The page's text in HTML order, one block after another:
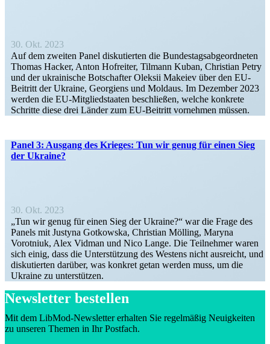
30. Okt. 2023
Auf dem zweiten Panel disku­tierten die Bundes­tags­ab­ge­ord­neten
Thomas Hacker, Anton Hofreiter, Tilmann Kuban, Christian Petry
und der ukrai­nische Botschafter Oleksii Makeiev über den EU-
Beitritt der Ukraine, Georgiens und Moldaus. Im Dezember 2023
werden die EU-Mitglie­d­­staaten beschließen, welche konkrete
Schritte diese drei Länder zum EU-Beitritt vornehmen müssen.
Panel 3: Ausgang des Krieges: Tun wir genug für einen Sieg
der Ukraine?
30. Okt. 2023
„Tun wir genug für einen Sieg der Ukraine?“ war die Frage des
Panels mit Justyna Gotkowska, Christian Mölling, Maryna
Vorotniuk, Alex Vidman und Nico Lange. Die Teilnehmer waren
sich einig, dass die Unter­stützung des Westens nicht ausreicht, und
disku­tierten darüber, was konkret getan werden muss, um die
Ukraine zu unterstützen.
Newsletter bestellen
Mit dem LibMod-Newsletter erhalten Sie regel­mäßig Neuig­keiten
zu unseren Themen in Ihr Postfach.